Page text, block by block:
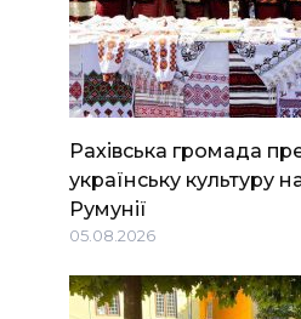
Рахівська громада
українську культуру
Румунії
05.08.2026